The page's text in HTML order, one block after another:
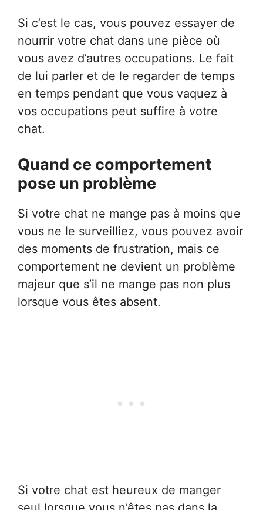
Si c’est le cas, vous pouvez essayer de
nourrir votre chat dans une pièce où
vous avez d’autres occupations. Le fait
de lui parler et de le regarder de temps
en temps pendant que vous vaquez à
vos occupations peut suffire à votre
chat.
Quand ce comportement
pose un problème
Si votre chat ne mange pas à moins que
vous ne le surveilliez, vous pouvez avoir
des moments de frustration, mais ce
comportement ne devient un problème
majeur que s’il ne mange pas non plus
lorsque vous êtes absent.
Si votre chat est heureux de manger